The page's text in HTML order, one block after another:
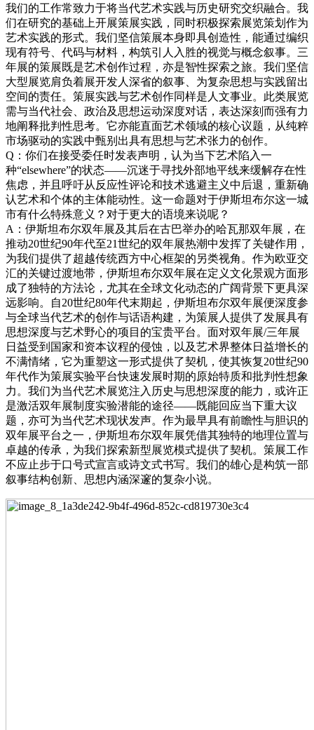
我们的工作常致力于将当代艺术实践与历史研究交织融合。我
们在研究的基础上开展策展实践，同时积极探索展览策划作为
艺术实践的形式。我们坚信策展本身即具创造性，能通过编织
现有符号、代码与材料，构筑引人入胜的视觉与概念叙事。三
年展的策展既是艺术创作过程，亦是智性探索之旅。我们坚信
大型展览肩负着展开发人深省的叙事、为复杂思想与实践留出
空间的责任。策展实践与艺术创作同样是人文事业。此类展览
需与当代社会、政治及思想运动深度对话，表达深刻而强有力
地阐释批判性思考。它亦能直面艺术领域的核心议题，从纯粹
市场驱动的实践中甄别出具有思想与艺术张力的创作。
Q：你们在接受委任时发表声明，认为当下艺术陷入一
种“elsewhere”的状态——沉迷于寻找外部地平线来缓解存在性
焦虑，并且呼吁从反应性评论和技术逃避主义中后退，重新确
认艺术和个体的主体能动性。这一命题对于伊斯坦布尔这一城
市有什么特殊意义？对于更大的语境来说呢？
A：伊斯坦布尔双年展及其后在古巴举办的哈瓦那双年展，在
推动20世纪90年代至21世纪的双年展热潮中发挥了关键作用，
为我们提供了超越传统西方中心框架的另类视角。作为欧亚交
汇的关键过渡地带，伊斯坦布尔双年展在定义文化景观方面形
成了独特的方法论，尤其在全球文化动态的广阔背景下更具深
远影响。自20世纪80年代末期起，伊斯坦布尔双年展便深度参
与全球当代艺术的创作与话语构建，为策展人提供了发展具有
思想深度与艺术野心的项目的宝贵平台。面对双年展/三年展
日益受到国家和资本议程的侵蚀，以及艺术界整体日益增长的
不满情绪，它为重塑这一形式提供了契机，使其恢复20世纪90
年代作为策展实验平台快速发展时期的原始特质和批判性想象
力。我们为当代艺术展览注入历史与思想深度的能力，或许正
是激活双年展制度实验潜能的途径——既能回应当下重大议
题，亦可为当代艺术现状发声。作为最早具有前瞻性与胆识的
双年展平台之一，伊斯坦布尔双年展凭借其独特的地理位置与
卓越的传承，为我们探索新型展览模式提供了契机。策展工作
不应止步于口号式宣言或诗文式书写。我们的雄心是构筑一部
叙事结构创新、思想内涵深邃的复杂小说。